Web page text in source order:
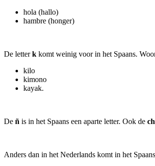
hola (hallo)
hambre (honger)
De letterk komt weinig voor in het Spaans.
kilo
kimono
kayak.
De ñ is in het Spaans een aparte letter. Ook de ch
Anders dan in het Nederlands komt in het